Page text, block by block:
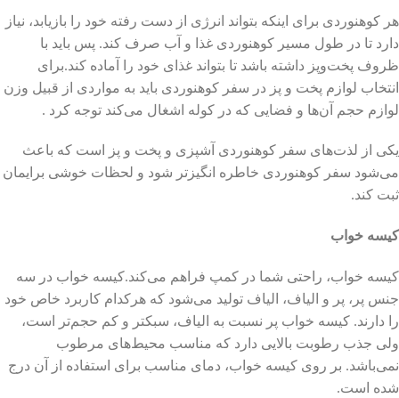
هر کوهنوردی برای اینکه بتواند انرژی از دست رفته خود را بازیابد، نیاز
دارد تا در طول مسیر کوهنوردی غذا و آب صرف کند. پس باید با
ظروف پخت‌وپز داشته باشد تا بتواند غذای خود را آماده کند.برای
انتخاب لوازم پخت و پز در سفر کوهنوردی باید به مواردی از قبیل وزن
لوازم حجم آن‌ها و فضایی که در کوله اشغال می‌کند توجه کرد .
یکی از لذت‌های سفر کوهنوردی آشپزی و پخت و پز است که باعث
می‌شود سفر کوهنوردی خاطره انگیز‌تر شود و لحظات خوشی برایمان
ثبت کند.
کیسه خواب
کیسه خواب، راحتی شما در کمپ فراهم می‌کند.کیسه خواب در سه
جنس پر، پر و الیاف، الیاف تولید می‌شود که هرکدام کاربرد خاص خود
را دارند. کیسه خواب پر نسبت به الیاف، سبکتر و کم حجم‌تر است،
ولی جذب رطوبت بالایی دارد که مناسب محیط‌های مرطوب
نمی‌باشد. بر روی کیسه خواب، دمای مناسب برای استفاده از آن درج
شده است.